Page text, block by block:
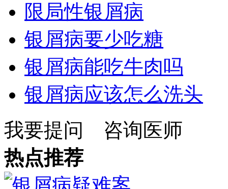
限局性银屑病
银屑病要少吃糖
银屑病能吃牛肉吗
银屑病应该怎么洗头
我要提问
咨询医师
热点推荐